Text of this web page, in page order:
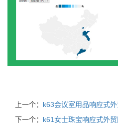
上一个： k63会议室用品响应式
下一个： k61女士珠宝响应式外